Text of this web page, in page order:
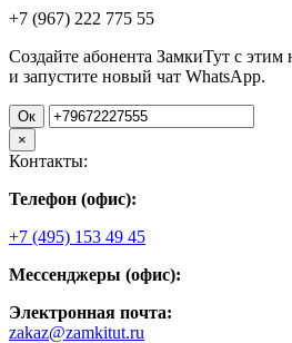
+7 (967) 222 775 55
Создайте абонента ЗамкиТут с этим
и запустите новый чат WhatsApp.
Ок
×
Контакты:
Телефон (офис):
+7 (495) 153 49 45
Мессенджеры (офис):
Электронная почта:
zakaz@zamkitut.ru